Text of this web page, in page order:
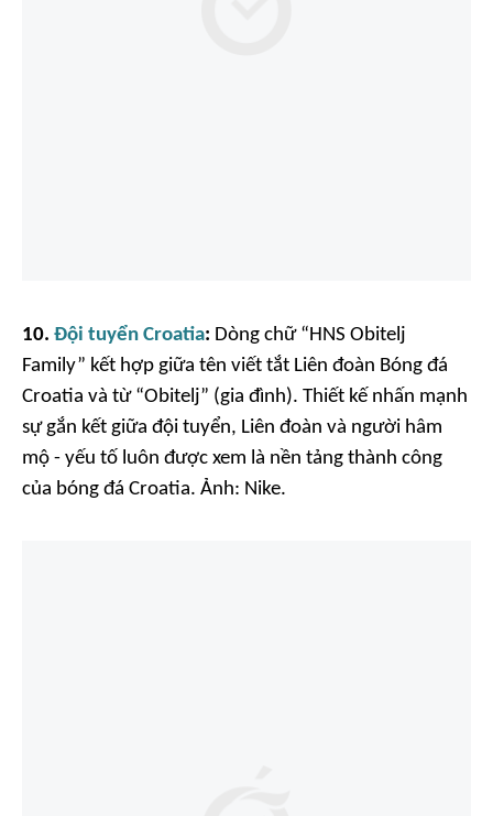
10. Đội tuyển Croatia: Dòng chữ “HNS Obitelj
Family” kết hợp giữa tên viết tắt Liên đoàn Bóng đá
Croatia và từ “Obitelj” (gia đình). Thiết kế nhấn mạnh
sự gắn kết giữa đội tuyển, Liên đoàn và người hâm
mộ - yếu tố luôn được xem là nền tảng thành công
của bóng đá Croatia. Ảnh: Nike.